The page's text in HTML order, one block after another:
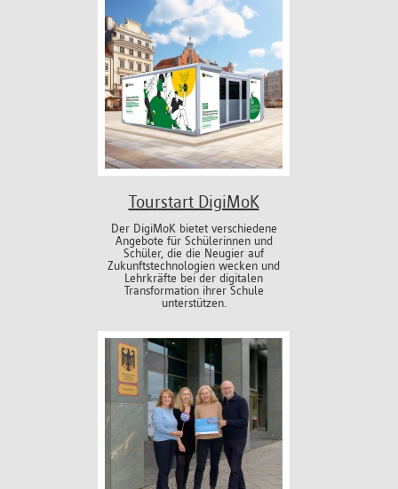
Tourstart DigiMoK
Der DigiMoK bietet verschiedene
Angebote für Schülerinnen und
Schüler, die die Neugier auf
Zukunftstechnologien wecken und
Lehrkräfte bei der digitalen
Transformation ihrer Schule
unterstützen.